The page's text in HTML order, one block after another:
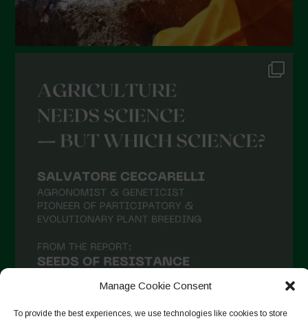
Manage Cookie Consent
To provide the best experiences, we use technologies like cookies to store
Dicembre 2021
Novembre 2021
Settembre 2021
Agosto 2021
Luglio 2021
Aprile 2021
Febbraio 2021